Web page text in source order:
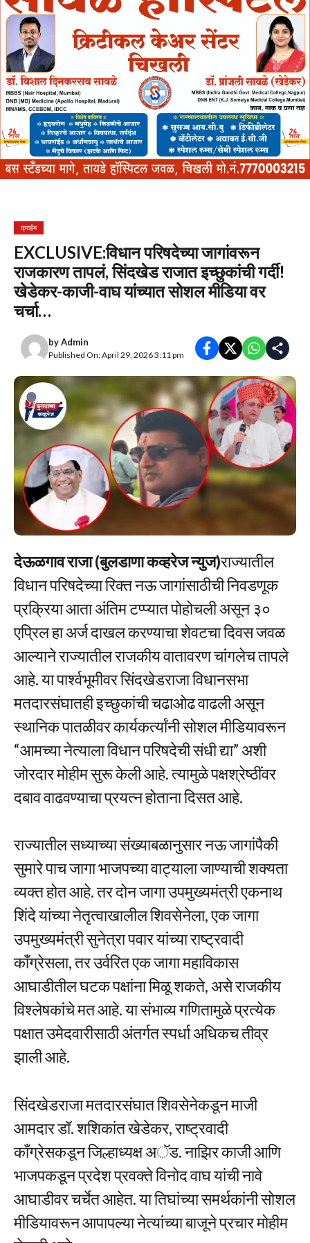
क्राईम
EXCLUSIVE:विधान परिषदेच्या जागांवरून
राजकारण तापलं, सिंदखेड राजात इच्छुकांची गर्दी!
खेडेकर-काजी-वाघ यांच्यात सोशल मीडिया वर
चर्चा…
byAdmin
Published On: April 29, 2026 3:11 pm
देऊळगाव राजा (बुलडाणा कव्हरेज न्युज)राज्यातील
विधान परिषदेच्या रिक्त नऊ जागांसाठीची निवडणूक
प्रक्रिया आता अंतिम टप्प्यात पोहोचली असून ३०
एप्रिल हा अर्ज दाखल करण्याचा शेवटचा दिवस जवळ
आल्याने राज्यातील राजकीय वातावरण चांगलेच तापले
आहे. या पार्श्वभूमीवर सिंदखेडराजा विधानसभा
मतदारसंघातही इच्छुकांची चढाओढ वाढली असून
स्थानिक पातळीवर कार्यकर्त्यांनी सोशल मीडियावरून
“आमच्या नेत्याला विधान परिषदेची संधी द्या” अशी
जोरदार मोहीम सुरू केली आहे. त्यामुळे पक्षश्रेष्ठींवर
दबाव वाढवण्याचा प्रयत्न होताना दिसत आहे.
राज्यातील सध्याच्या संख्याबळानुसार नऊ जागांपैकी
सुमारे पाच जागा भाजपच्या वाट्याला जाण्याची शक्यता
व्यक्त होत आहे. तर दोन जागा उपमुख्यमंत्री एकनाथ
शिंदे यांच्या नेतृत्वाखालील शिवसेनेला, एक जागा
उपमुख्यमंत्री सुनेत्रा पवार यांच्या राष्ट्रवादी
काँग्रेसला, तर उर्वरित एक जागा महाविकास
आघाडीतील घटक पक्षांना मिळू शकते, असे राजकीय
विश्लेषकांचे मत आहे. या संभाव्य गणितामुळे प्रत्येक
पक्षात उमेदवारीसाठी अंतर्गत स्पर्धा अधिकच तीव्र
झाली आहे.
सिंदखेडराजा मतदारसंघात शिवसेनेकडून माजी
आमदार डॉ. शशिकांत खेडेकर, राष्ट्रवादी
काँग्रेसकडून जिल्हाध्यक्ष अॅड. नाझिर काजी आणि
भाजपकडून प्रदेश प्रवक्ते विनोद वाघ यांची नावे
आघाडीवर चर्चेत आहेत. या तिघांच्या समर्थकांनी सोशल
मीडियावरून आपापल्या नेत्यांच्या बाजूने प्रचार मोहीम